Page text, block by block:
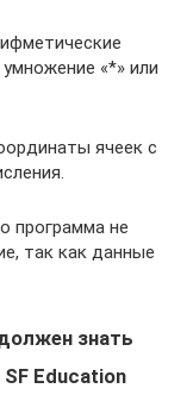
«*» или
ячеек с
программа не
так как данные
знать
Education